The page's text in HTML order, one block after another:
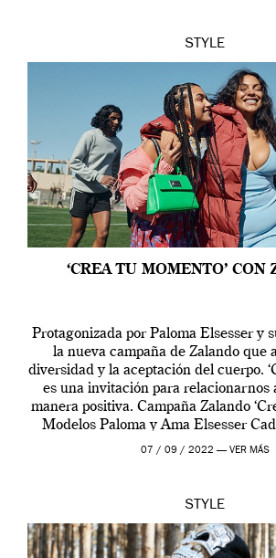
STYLE
‘CREA TU MOMENTO’ CON
Protagonizada por Paloma Elsesser y
la nueva campaña de Zalando que
diversidad y la aceptación del cuerpo.
es una invitación para relacionarnos
manera positiva. Campaña Zalando
Modelos Paloma y Ama Elsesser
outfit, cada momento,
07 / 09 / 2022 — VER MÁS
STYLE